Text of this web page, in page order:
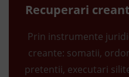
Recuperari
Prin instrumente
creante: somatii,
pretentii, executari